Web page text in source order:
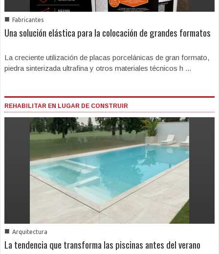
■ Fabricantes
Una solución elástica para la colocación de grandes formatos
La creciente utilización de placas porcelánicas de gran formato,
piedra sinterizada ultrafina y otros materiales técnicos h ...
REHABILITAR EN LUGAR DE CONSTRUIR
■ Arquitectura
La tendencia que transforma las piscinas antes del verano